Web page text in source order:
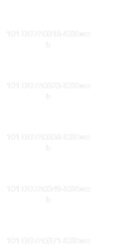
101 DD7A0318-KSKwe
b
101 DD7A0323-KSKwe
b
101 DD7A0338-KSKwe
b
101 DD7A0349-KSKwe
b
101 DD7A0371-KSKwe